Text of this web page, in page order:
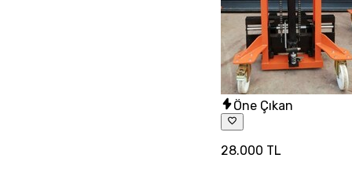
Öne Çıkan
28.000 TL